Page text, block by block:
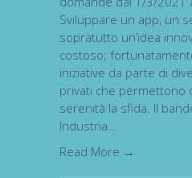
Sviluppare un app, un
sopratutto un’idea
costoso;
iniziative da parte di
privati che permettono
serenità la sfida. Il
Industria…
Read More →